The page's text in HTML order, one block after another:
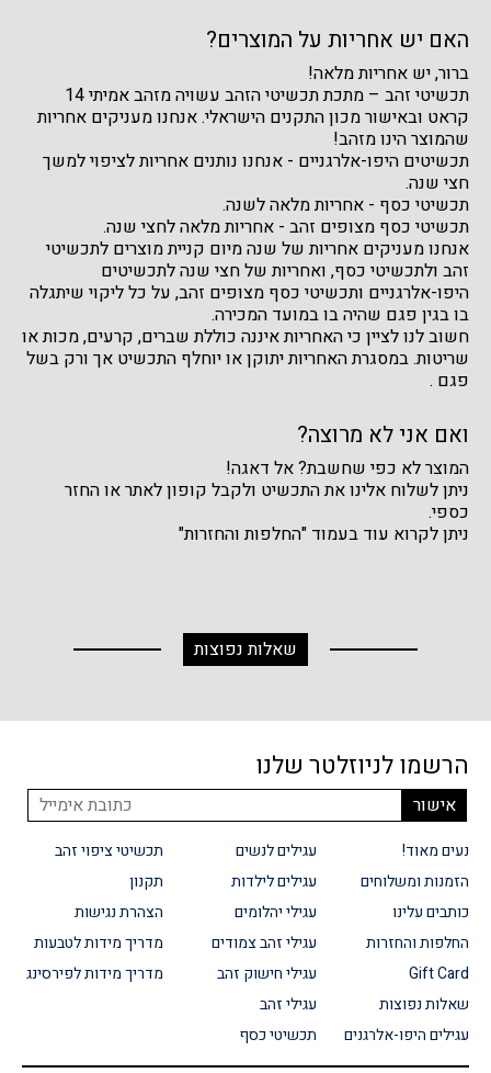
האם יש אחריות על המוצרים?
ברור, יש אחריות מלאה!
תכשיטי זהב – מתכת תכשיטי הזהב עשויה מזהב אמיתי 14
קראט ובאישור מכון התקנים הישראלי. אנחנו מעניקים אחריות
שהמוצר הינו מזהב!
תכשיטים היפו-אלרגניים - אנחנו נותנים אחריות לציפוי למשך
חצי שנה.
תכשיטי כסף - אחריות מלאה לשנה.
תכשיטי כסף מצופים זהב - אחריות מלאה לחצי שנה.
אנחנו מעניקים אחריות של שנה מיום קניית מוצרים לתכשיטי
זהב ולתכשיטי כסף, ואחריות של חצי שנה לתכשיטים
היפו-אלרגניים ותכשיטי כסף מצופים זהב, על כל ליקוי שיתגלה
בו בגין פגם שהיה בו במועד המכירה.
חשוב לנו לציין כי האחריות איננה כוללת שברים, קרעים, מכות או
שריטות. במסגרת האחריות יתוקן או יוחלף התכשיט אך ורק בשל
פגם .
ואם אני לא מרוצה?
המוצר לא כפי שחשבת? אל דאגה!
ניתן לשלוח אלינו את התכשיט ולקבל קופון לאתר או החזר
כספי.
ניתן לקרוא עוד בעמוד "החלפות והחזרות"
שאלות נפוצות
הרשמו לניוזלטר שלנו
נעים מאוד!
הזמנות ומשלוחים
כותבים עלינו
החלפות והחזרות
Gift Card
שאלות נפוצות
עגילים היפו-אלרגנים
עגילים לנשים
עגילים לילדות
עגילי יהלומים
עגילי זהב צמודים
עגילי חישוק זהב
עגילי זהב
תכשיטי כסף
תכשיטי ציפוי זהב
תקנון
הצהרת נגישות
מדריך מידות לטבעות
מדריך מידות לפירסינג